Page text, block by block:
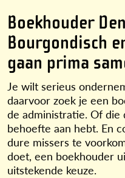
Boekhouder
Bourgondisch
gaan prima
Je wilt serieus
daarvoor zoek je een
de administratie. Of
behoefte aan hebt. En
dure missers te
doet, een boekhouder
uitstekende keuze.